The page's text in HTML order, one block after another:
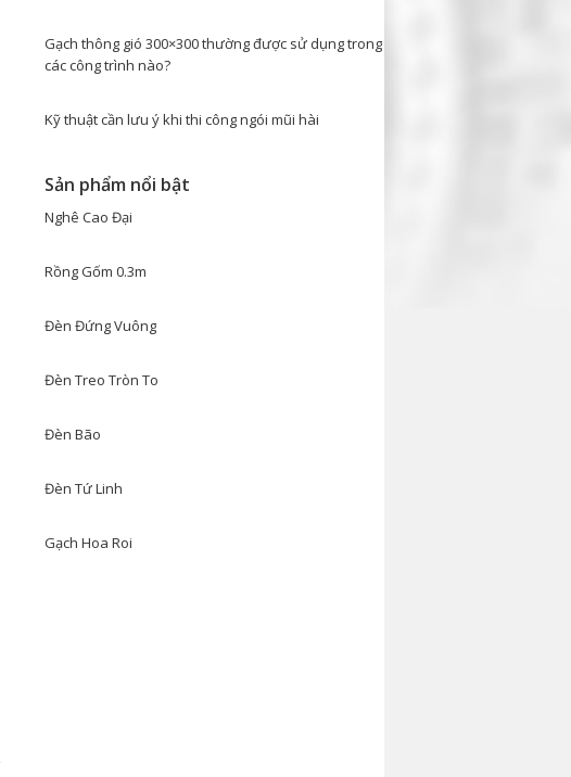
Gạch thông gió 300×300 thường được sử dụng trong
các công trình nào?
Kỹ thuật cần lưu ý khi thi công ngói mũi hài
Sản phẩm nổi bật
Nghê Cao Đại
Rồng Gốm 0.3m
Đèn Đứng Vuông
Đèn Treo Tròn To
Đèn Bão
Đèn Tứ Linh
Gạch Hoa Roi